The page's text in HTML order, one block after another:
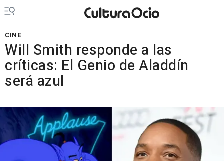
CINE
Will Smith responde a las
críticas: El Genio de Aladdín
será azul